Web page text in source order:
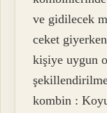
ve gidilecek
ceket
kişiye uygun
kombin :